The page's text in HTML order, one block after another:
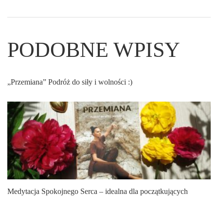
PODOBNE WPISY
„Przemiana” Podróż do siły i wolności :)
Medytacja Spokojnego Serca – idealna dla początkujących